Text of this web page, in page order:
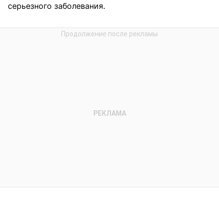
серьезного заболевания.